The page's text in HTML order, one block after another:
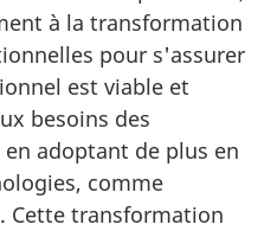
à la transformation
pour s'assurer
est viable et
besoins des
adoptant de plus en
comme
Cette transformation